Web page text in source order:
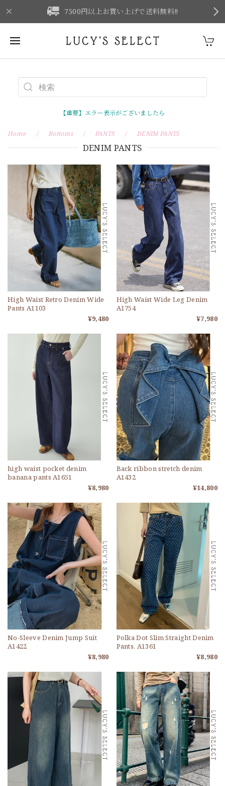
7500円以上お買い上げで送料無料‼
【重要】エラー表示がございましたら
Home Bottoms PANTS DENIM PANTS
DENIM PANTS
High Waist Retro Denim Wide
Pants A1103
¥9,480
High Waist Wide Leg Denim
A1754
¥7,980
high waist pocket denim
banana pants A1651
¥8,980
Back ribbon stretch denim
A1432
¥14,800
No-Sleeve Denim Jump Suit
A1422
¥8,980
Polka Dot Slim Straight Denim
Pants. A1361
¥8,980